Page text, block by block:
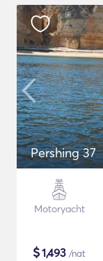
Pershing 37
Motoryacht
$1,493 /nat